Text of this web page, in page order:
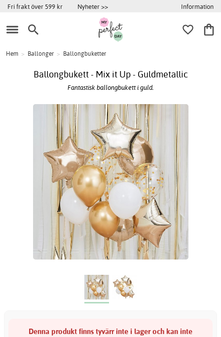
Fri frakt över 599 kr Nyheter >> Information
Hem > Ballonger > Ballongbuketter
Ballongbukett - Mix it Up - Guldmetallic
Fantastisk ballongbukett i guld.
Denna produkt finns tyvärr inte i lager och kan inte